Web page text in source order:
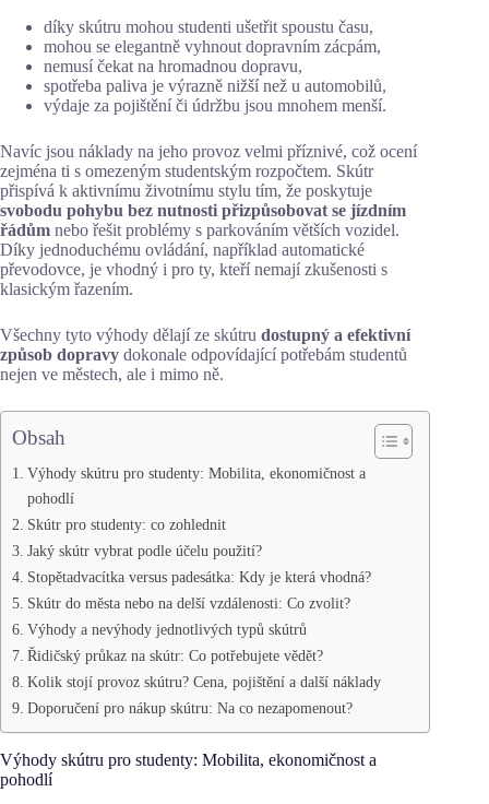
díky skútru mohou studenti ušetřit spoustu času,
mohou se elegantně vyhnout dopravním zácpám,
nemusí čekat na hromadnou dopravu,
spotřeba paliva je výrazně nižší než u automobilů,
výdaje za pojištění či údržbu jsou mnohem menší.
Navíc jsou náklady na jeho provoz velmi příznivé, což ocení
zejména ti s omezeným studentským rozpočtem. Skútr
přispívá k aktivnímu životnímu stylu tím, že poskytuje
svobodu pohybu bez nutnosti přizpůsobovat se jízdním
řádům nebo řešit problémy s parkováním větších vozidel.
Díky jednoduchému ovládání, například automatické
převodovce, je vhodný i pro ty, kteří nemají zkušenosti s
klasickým řazením.
Všechny tyto výhody dělají ze skútru dostupný a efektivní
způsob dopravy dokonale odpovídající potřebám studentů
nejen ve městech, ale i mimo ně.
Obsah
Výhody skútru pro studenty: Mobilita, ekonomičnost a
pohodlí
Skútr pro studenty: co zohlednit
Jaký skútr vybrat podle účelu použití?
Stopětadvacítka versus padesátka: Kdy je která vhodná?
Skútr do města nebo na delší vzdálenosti: Co zvolit?
Výhody a nevýhody jednotlivých typů skútrů
Řidičský průkaz na skútr: Co potřebujete vědět?
Kolik stojí provoz skútru? Cena, pojištění a další náklady
Doporučení pro nákup skútru: Na co nezapomenout?
Výhody skútru pro studenty: Mobilita, ekonomičnost a
pohodlí